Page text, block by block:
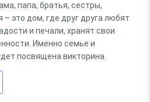
папа, братья, сестры,
это дом, где друг друга любят
и печали, хранят свои
Именно семье и
посвящена викторина.